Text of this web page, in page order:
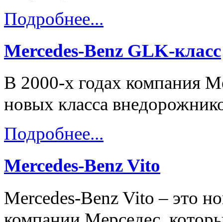
Подробнее...
Mercedes-Benz GLK-класс
В 2000-х годах компания
новых класса
Подробнее...
Mercedes-Benz Vito
Mercedes-Benz Vito – это